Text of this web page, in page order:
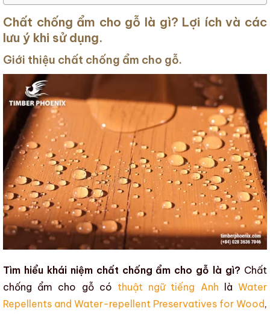
Chất chống ẩm cho gỗ là gì? Lợi ích và các
lưu ý khi sử dụng.
Giới thiệu chất chống ẩm cho gỗ.
Tìm hiểu khái niệm chất chống ẩm cho gỗ là gì? Chất
chống ẩm cho gỗcó thuật ngữ tiếng Anh làWater
Repellents and Water-repellent Preservatives for Wood,